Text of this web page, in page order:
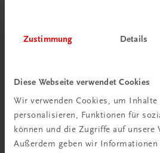
Zustimmung Details
Diese Webseite verwendet Cookies
Wir verwenden Cookies, um Inhalte
personalisieren, Funktionen für
können und die Zugriffe auf unsere
Außerdem geben wir